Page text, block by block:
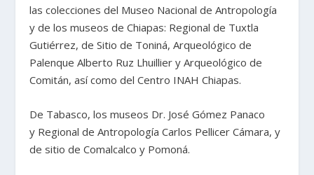
las colecciones del Museo Nacional de Antropología
y de los museos de Chiapas: Regional de Tuxtla
Gutiérrez, de Sitio de Toniná, Arqueológico de
Palenque Alberto Ruz Lhuillier y Arqueológico de
Comitán, así como del Centro INAH Chiapas.
De Tabasco, los museos Dr. José Gómez Panaco
y Regional de Antropología Carlos Pellicer Cámara, y
de sitio de Comalcalco y Pomoná.